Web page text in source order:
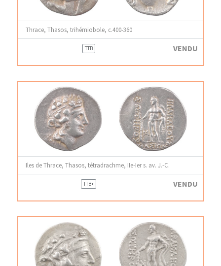
Thrace, Thasos, trihémiobole, c.400-360
TTB VENDU
Iles de Thrace, Thasos, tétradrachme, IIe-Ier s. av. J.-C.
TTB+ VENDU